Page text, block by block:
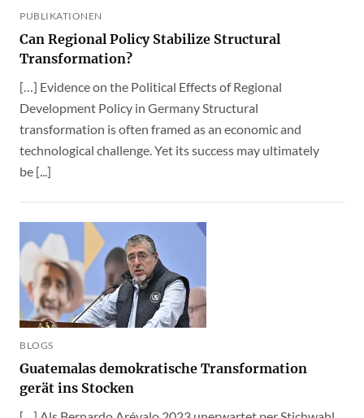
PUBLIKATIONEN
Can Regional Policy Stabilize Structural
Transformation?
[…] Evidence on the Political Effects of Regional
Development Policy in Germany Structural
transformation is often framed as an economic and
technological challenge. Yet its success may ultimately
be [...]
BLOGS
Guatemalas demokratische Transformation
gerät ins Stocken